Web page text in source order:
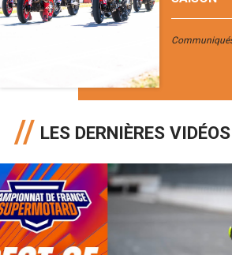
LES DERNIÈRES VIDÉOS